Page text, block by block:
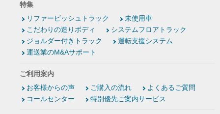
特集
リファービッシュトラック
未使用車
こだわりの造りボディ
システムフロアトラック
ジョルダー付きトラック
運転支援システム
運送業のM&Aサポート
ご利用案内
お客様からの声
ご購入の流れ
よくあるご質問
コールセンター
特別優先ご案内サービス